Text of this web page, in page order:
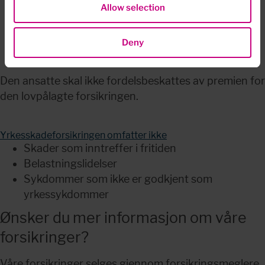
Allow selection
Deny
Erstatning ved ervervsuførhet (tap i fremtidig
inntekt)
Erstatning ved varig medisinsk invaliditet
Erstatning til de etterlatte ved dødsfall
Den ansatte skal ikke fordelsbeskattes av premien for
den lovpålagte forsikringen.
Yrkesskadeforsikringen omfatter ikke
Skader som inntreffer i fritiden
Belastningslidelser
Sykdommer som ikke er godkjent som
yrkessykdommer
Ønsker du mer informasjon om våre
forsikringer?